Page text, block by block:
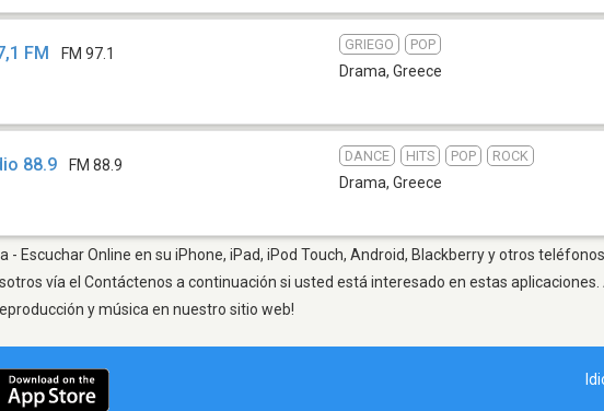
FM FM 97.1
GRIEGO POP
Drama, Greece
88.9 FM 88.9
DANCE HITS POP ROCK
Drama, Greece
- Escuchar Online en su iPhone, iPad, iPod Touch, Android, Blackberry y otros
vía el Contáctenos a continuación si usted está interesado en estas
y música en nuestro sitio web!